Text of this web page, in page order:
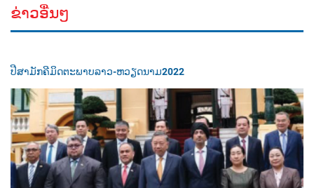
ຂ່າວອື່ນໆ
ປີສາມັກຄີມິດຕະພາບລາວ-ຫວຽດນາມ2022